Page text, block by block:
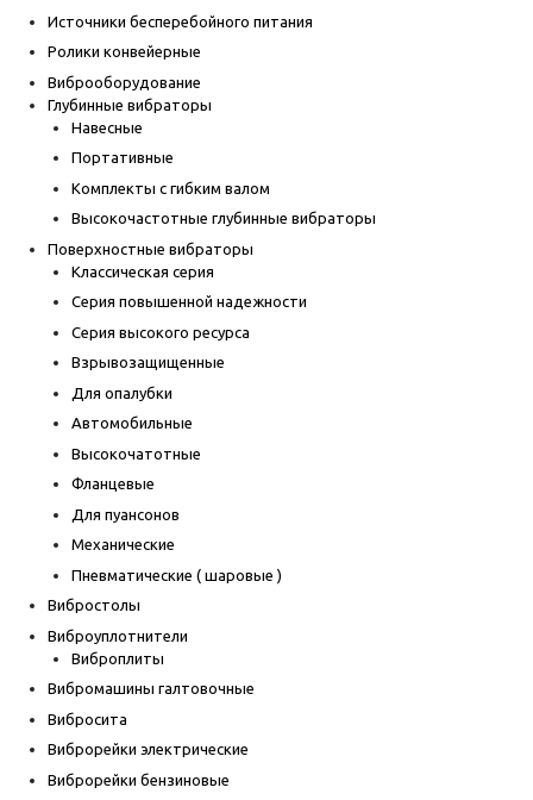
Источники бесперебойного питания
Ролики конвейерные
Виброоборудование
Глубинные вибраторы
Навесные
Портативные
Комплекты с гибким валом
Высокочастотные глубинные вибраторы
Поверхностные вибраторы
Классическая серия
Серия повышенной надежности
Серия высокого ресурса
Взрывозащищенные
Для опалубки
Автомобильные
Высокочатотные
Фланцевые
Для пуансонов
Механические
Пневматические ( шаровые )
Вибростолы
Виброуплотнители
Виброплиты
Вибромашины галтовочные
Вибросита
Виброрейки электрические
Виброрейки бензиновые